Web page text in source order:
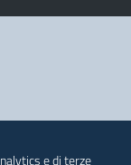
e di terze